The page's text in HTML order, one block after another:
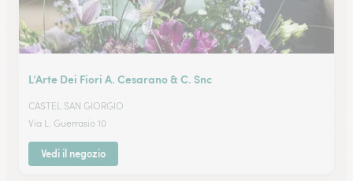
L’Arte Dei Fiori A. Cesarano & C. Snc
CASTEL SAN GIORGIO
Via L. Guerrasio 10
Vedi il negozio